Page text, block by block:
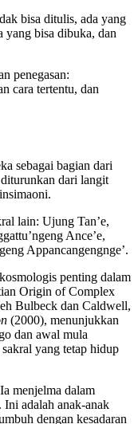
bisa ditulis, ada yang
yang bisa dibuka, dan
penegasan:
cara tertentu, dan
sebagai bagian dari
dari langit
lain: Ujung Tan’e,
Ance’e,
Appancangengnge’.
penting dalam
Origin of Complex
Bulbeck dan Caldwell,
(2000), menunjukkan
dan awal mula
yang tetap hidup
menjelma dalam
Ini adalah anak-anak
dengan kesadaran